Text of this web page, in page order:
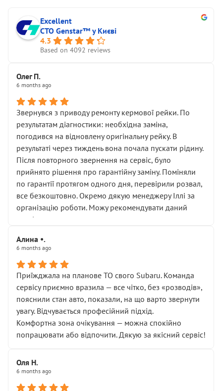
Excellent
СТО Genstar™ у Києві
4.3
Based on 4092 reviews
Олег П.
6 months ago
Звернувся з приводу ремонту кермової рейки. По
результатам діагностики: необхідна заміна,
погодився на відновлену оригінальну рейку. В
результаті через тиждень вона почала пускати рідину.
Після повторного звернення на сервіс, було
прийнято рішення про гарантійну заміну. Поміняли
по гарантії протягом одного дня, перевірили розвал,
все безкоштовно. Окремо дякую менеджеру Іллі за
організацію роботи. Можу рекомендувати даний
сервіс.
Алина •.
6 months ago
Приїжджала на планове ТО свого Subaru. Команда
сервісу приємно вразила — все чітко, без «розводів»,
пояснили стан авто, показали, на що варто звернути
увагу. Відчувається професійний підхід.
Комфортна зона очікування — можна спокійно
попрацювати або відпочити. Дякую за якісний сервіс!
Оля Н.
6 months ago